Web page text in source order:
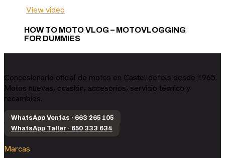
View video
HOW TO MOTO VLOG – MOTOVLOGGING
FOR DUMMIES
Concesionario oficial de motos en Castelldefels desde 1965.
Motos nuevas, ocasión, accesorios, servicio técnico y
recambios.
WhatsApp Ventas · 663 265 105
WhatsApp Taller · 650 333 634
Marcas